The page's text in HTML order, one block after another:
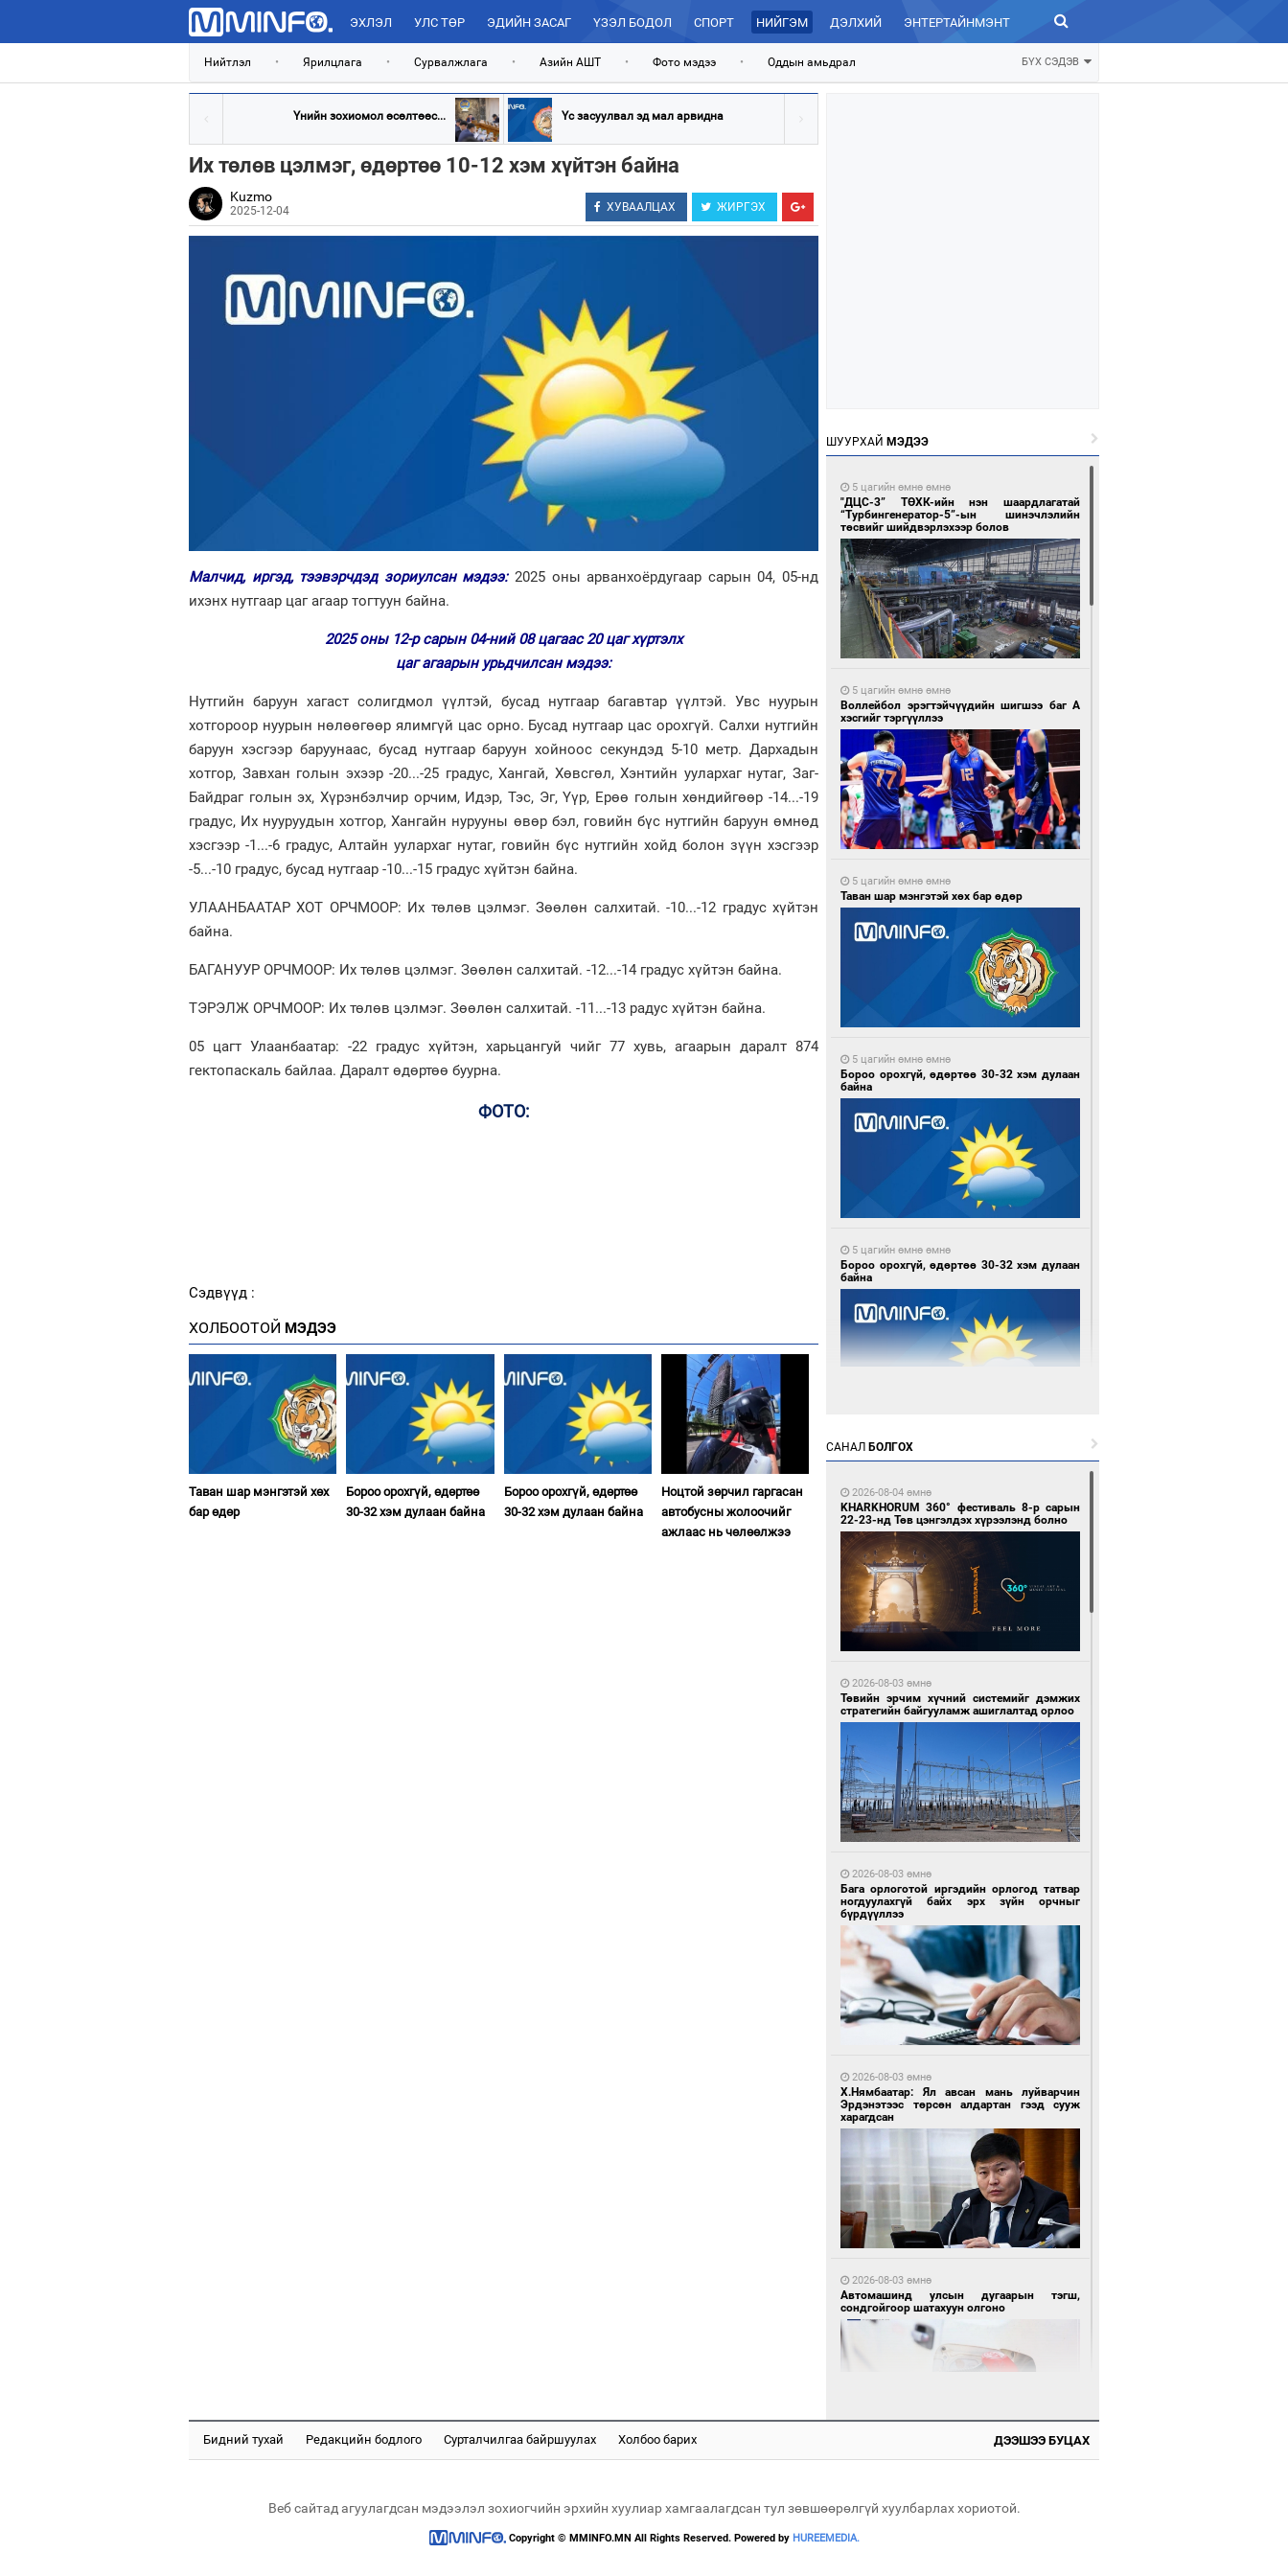
ЭХЛЭЛ УЛС ТӨР ЭДИЙН ЗАСАГ ҮЗЭЛ БОДОЛ СПОРТ НИЙГЭМ ДЭЛХИЙ ЭНТЕРТАЙНМЭНТ ЗУРХАЙ
Нийтлэл • Ярилцлага • Сурвалжлага • Азийн АШТ • Фото мэдээ • Оддын амьдрал БҮХ СЭДЭВ
Үнийн зохиомол өсөлтөөс... Үс засуулвал эд мал арвидна
Их төлөв цэлмэг, өдөртөө 10-12 хэм хүйтэн байна
Kuzmo
2025-12-04 ХУВААЛЦАХ ЖИРГЭХ
Малчид, иргэд, тээвэрчдэд зориулсан мэдээ: 2025 оны арванхоёрдугаар сарын 04, 05-нд
ихэнх нутгаар цаг агаар тогтуун байна.
2025 оны 12-р сарын 04-ний 08 цагаас 20 цаг хүртэлх
цаг агаарын урьдчилсан мэдээ:
Нутгийн баруун хагаст солигдмол үүлтэй, бусад нутгаар багавтар үүлтэй. Увс нуурын
хотгороор нуурын нөлөөгөөр ялимгүй цас орно. Бусад нутгаар цас орохгүй. Салхи нутгийн
баруун хэсгээр баруунаас, бусад нутгаар баруун хойноос секундэд 5-10 метр. Дархадын
хотгор, Завхан голын эхээр -20...-25 градус, Хангай, Хөвсгөл, Хэнтийн уулархаг нутаг, Заг-
Байдраг голын эх, Хүрэнбэлчир орчим, Идэр, Тэс, Эг, Үүр, Ерөө голын хөндийгөөр -14...-19
градус, Их нууруудын хотгор, Хангайн нурууны өвөр бэл, говийн бүс нутгийн баруун өмнөд
хэсгээр -1...-6 градус, Алтайн уулархаг нутаг, говийн бүс нутгийн хойд болон зүүн хэсгээр
-5...-10 градус, бусад нутгаар -10...-15 градус хүйтэн байна.
УЛААНБААТАР ХОТ ОРЧМООР: Их төлөв цэлмэг. Зөөлөн салхитай. -10...-12 градус хүйтэн
байна.
БАГАНУУР ОРЧМООР: Их төлөв цэлмэг. Зөөлөн салхитай. -12...-14 градус хүйтэн байна.
ТЭРЭЛЖ ОРЧМООР: Их төлөв цэлмэг. Зөөлөн салхитай. -11...-13 радус хүйтэн байна.
05 цагт Улаанбаатар: -22 градус хүйтэн, харьцангуй чийг 77 хувь, агаарын даралт 874
гектопаскаль байлаа. Даралт өдөртөө буурна.
ФОТО:
Сэдвүүд :
ХОЛБООТОЙ МЭДЭЭ
Таван шар мэнгэтэй хөх
бар өдөр
Бороо орохгүй, өдөртөө
30-32 хэм дулаан байна
Бороо орохгүй, өдөртөө
30-32 хэм дулаан байна
Ноцтой зөрчил гаргасан
автобусны жолоочийг
ажлаас нь чөлөөлжээ
ШУУРХАЙ МЭДЭЭ
5 цагийн өмнө өмнө
"ДЦС-3” ТӨХК-ийн нэн шаардлагатай
“Турбингенератор-5”-ын шинэчлэлийн
төсвийг шийдвэрлэхээр болов
5 цагийн өмнө өмнө
Воллейбол эрэгтэйчүүдийн шигшээ баг А
хэсгийг тэргүүллээ
5 цагийн өмнө өмнө
Таван шар мэнгэтэй хөх бар өдөр
5 цагийн өмнө өмнө
Бороо орохгүй, өдөртөө 30-32 хэм дулаан
байна
5 цагийн өмнө өмнө
Бороо орохгүй, өдөртөө 30-32 хэм дулаан
байна
1 өдрийн өмнө өмнө
1 өдрийн өмнө өмнө
1 өдрийн өмнө өмнө
Ирландын алдарт Boyzone хамтлагийн
1 өдрийн өмнө өмнө
Нарны эрчим хүчээр гэрэлтдэг үйлдвэр
1 өдрийн өмнө өмнө
Монгол Улсын волейболын шигшээ баг
өнөөдөр Хятадын эсрэг тоглоно
дугаартай автомашинтай иргэдэд шатахуун
САНАЛ БОЛГОХ
2026-08-04 өмнө
KHARKHORUM 360° фестиваль 8-р сарын
22-23-нд Төв цэнгэлдэх хүрээлэнд болно
2026-08-03 өмнө
Төвийн эрчим хүчний системийг дэмжих
стратегийн байгууламж ашиглалтад орлоо
2026-08-03 өмнө
Бага орлоготой иргэдийн орлогод татвар
ногдуулахгүй байх эрх зүйн орчныг
бүрдүүллээ
2026-08-03 өмнө
Х.Нямбаатар: Ял авсан мань луйварчин
Эрдэнэтээс төрсөн алдартан гээд сууж
харагдсан
2026-08-03 өмнө
Автомашинд улсын дугаарын тэгш,
сондгойгоор шатахуун олгоно
Бидний тухай Редакцийн бодлого Сурталчилгаа байршуулах Холбоо барих ДЭЭШЭЭ БУЦАХ
Веб сайтад агуулагдсан мэдээлэл зохиогчийн эрхийн хуулиар хамгаалагдсан тул зөвшөөрөлгүй хуулбарлах хориотой.
Copyright © MMINFO.MN All Rights Reserved. Powered by HUREEMEDIA.